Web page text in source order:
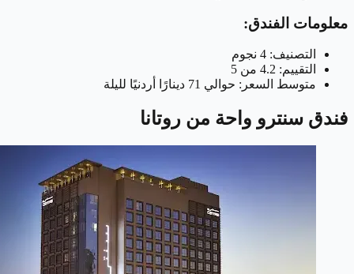
معلومات الفندق:
التصنيف: 4 نجوم
التقييم: 4.2 من 5
متوسط السعر: حوالي 71 دينارًا أردنيًا لليلة
فندق سنترو واحة من روتانا